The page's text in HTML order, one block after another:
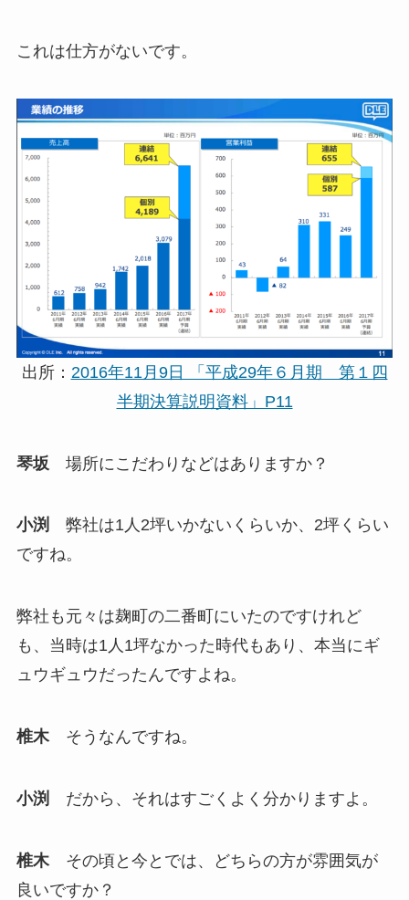
これは仕方がないです。
出所： 2016年11月9日 「平成29年６月期 第１四
半期決算説明資料」P11
琴坂 場所にこだわりなどはありますか？
小渕
弊社は1人2坪いかないくらいか、2坪くらい
ですね。
弊社も元々は麹町の二番町にいたのですけれど
も、当時は1人1坪なかった時代もあり、本当にギ
ュウギュウだったんですよね。
椎木そうなんですね。
小渕 だから、それはすごくよく分かりますよ。
椎木その頃と今とでは、どちらの方が雰囲気が
良いですか？